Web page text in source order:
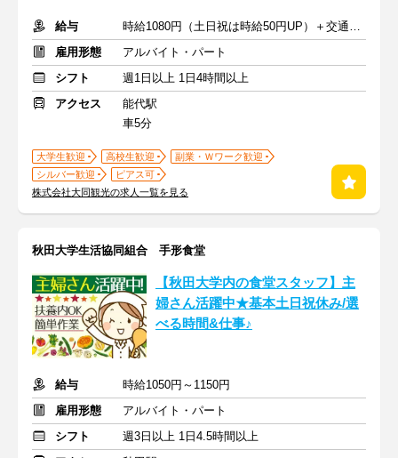
給与
時給1080円（土日祝は時給50円UP）＋交通費規定支給
雇用形態
アルバイト・パート
シフト
週1日以上 1日4時間以上
アクセス
能代駅
車5分
大学生歓迎 高校生歓迎
副業・Ｗワーク歓迎
シルバー歓迎
ピアス可
株式会社大同観光の求人一覧を見る
秋田大学生活協同組合 手形食堂
【秋田大学内の食堂スタッフ】主
婦さん活躍中★基本土日祝休み/選
べる時間&仕事♪
給与
時給1050円～1150円
雇用形態
アルバイト・パート
シフト
週3日以上 1日4.5時間以上